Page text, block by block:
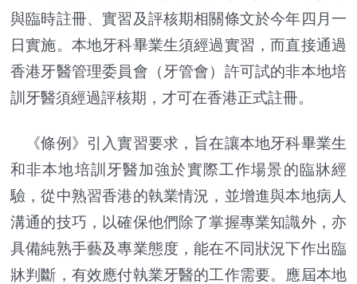
與臨時註冊、實習及評核期相關條文於今年四月一
日實施。本地牙科畢業生須經過實習，而直接通過
香港牙醫管理委員會（牙管會）許可試的非本地培
訓牙醫須經過評核期，才可在香港正式註冊。
《條例》引入實習要求，旨在讓本地牙科畢業生
和非本地培訓牙醫加強於實際工作場景的臨牀經
驗，從中熟習香港的執業情況，並增進與本地病人
溝通的技巧，以確保他們除了掌握專業知識外，亦
具備純熟手藝及專業態度，能在不同狀況下作出臨
牀判斷，有效應付執業牙醫的工作需要。應屆本地